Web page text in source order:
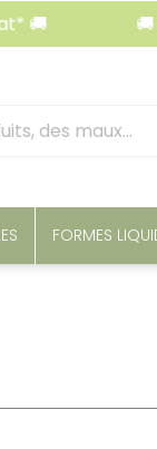
🚚
FORMES